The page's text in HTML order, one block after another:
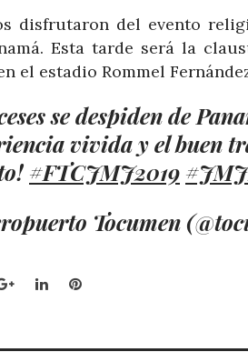
disfrutaron del evento
Esta tarde será la
el estadio Rommel
se despiden de
vivida y el buen
#FTCJMJ2019
Tocumen
Google+LinkedInPinterest